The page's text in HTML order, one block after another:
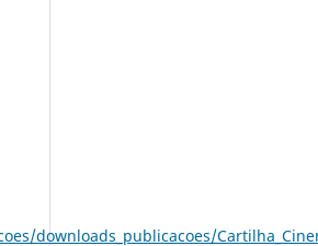
downloads_publicacoes/